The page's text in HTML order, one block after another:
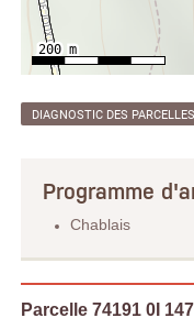
DIAGNOSTIC DES PARCELLES
Programme
Chablais
Parcelle 74191 0I